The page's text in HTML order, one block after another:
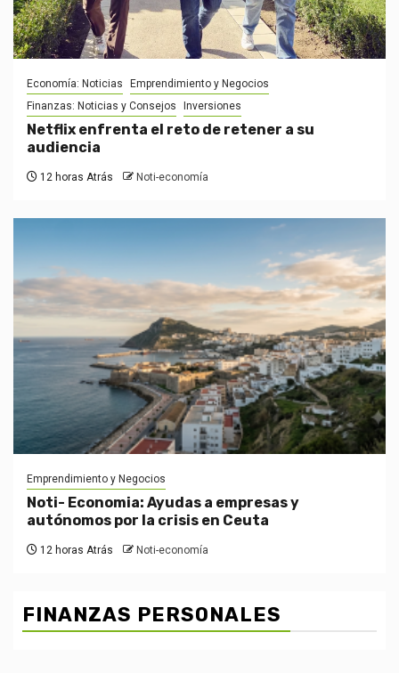
Economía: Noticias
Emprendimiento y Negocios
Finanzas: Noticias y Consejos
Inversiones
Netflix enfrenta el reto de retener a su
audiencia
12 horas Atrás Noti-economía
Emprendimiento y Negocios
Noti- Economia: Ayudas a empresas y
autónomos por la crisis en Ceuta
12 horas Atrás Noti-economía
FINANZAS PERSONALES